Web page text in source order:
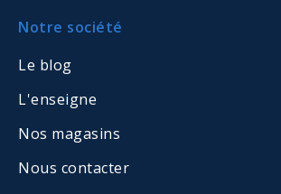
Notre société
Le blog
L'enseigne
Nos magasins
Nous contacter